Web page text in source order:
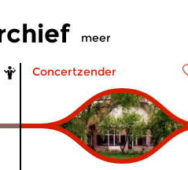
meer
Concertzender